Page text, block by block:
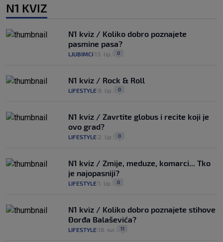
N1 KVIZ
N1 kviz / Koliko dobro poznajete
pasmine pasa?
LJUBIMCI 13. lip. 0
N1 kviz / Rock & Roll
LIFESTYLE 8. lip. 0
N1 kviz / Zavrtite globus i recite koji je
ovo grad?
LIFESTYLE 2. lip. 0
N1 kviz / Zmije, meduze, komarci... Tko
je najopasniji?
LIFESTYLE 1. lip. 0
N1 kviz / Koliko dobro poznajete stihove
Đorđa Balaševića?
LIFESTYLE 18. svi. 11